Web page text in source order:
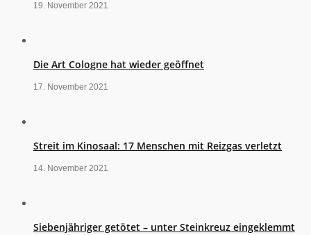
19. November 2021
Die Art Cologne hat wieder geöffnet
17. November 2021
Streit im Kinosaal: 17 Menschen mit Reizgas verletzt
14. November 2021
Siebenjähriger getötet – unter Steinkreuz eingeklemmt